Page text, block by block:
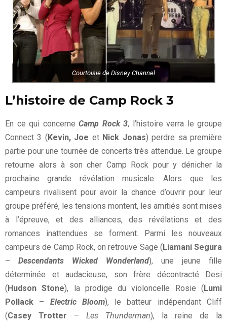
Courtoisie de Disney Channel
L’histoire de Camp Rock 3
En ce qui concerne Camp Rock 3, l’histoire verra le groupe
Connect 3 (Kevin, Joe et Nick Jonas) perdre sa première
partie pour une tournée de concerts très attendue. Le groupe
retourne alors à son cher Camp Rock pour y dénicher la
prochaine grande révélation musicale. Alors que les
campeurs rivalisent pour avoir la chance d’ouvrir pour leur
groupe préféré, les tensions montent, les amitiés sont mises
à l’épreuve, et des alliances, des révélations et des
romances inattendues se forment. Parmi les nouveaux
campeurs de Camp Rock, on retrouve Sage (Liamani Segura
– Descendants Wicked Wonderland), une jeune fille
déterminée et audacieuse, son frère décontracté Desi
(Hudson Stone), la prodige du violoncelle Rosie (Lumi
Pollack – Electric Bloom), le batteur indépendant Cliff
(Casey Trotter – Les Thunderman), la reine de la